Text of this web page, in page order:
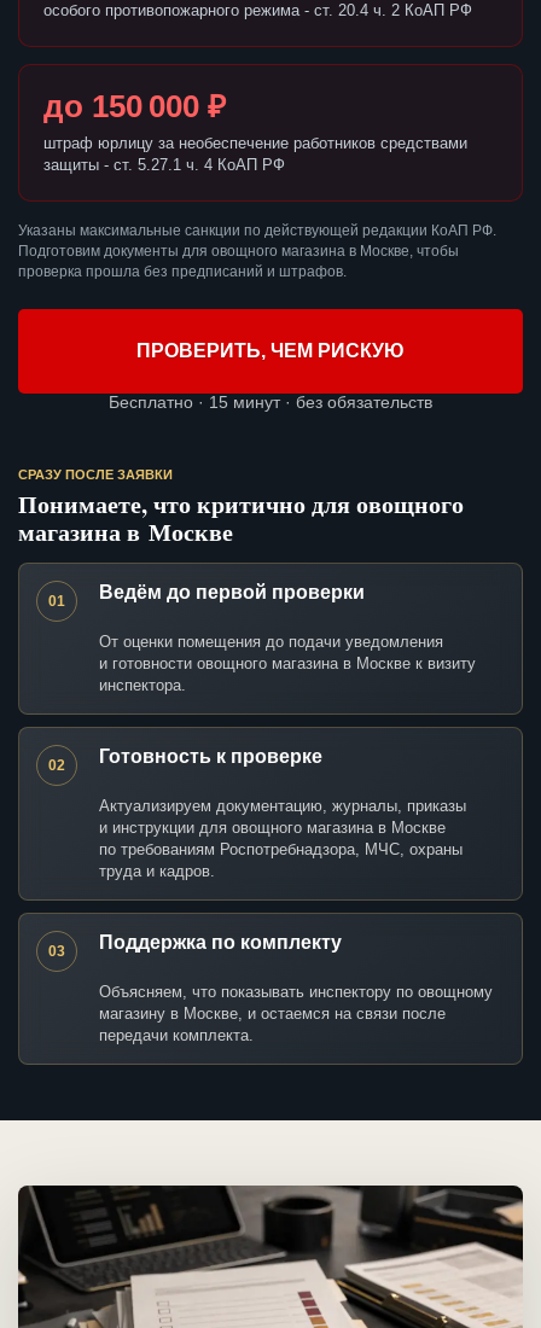
особого противопожарного режима - ст. 20.4 ч. 2 КоАП РФ
до 150 000 ₽
штраф юрлицу за необеспечение работников средствами
защиты - ст. 5.27.1 ч. 4 КоАП РФ
Указаны максимальные санкции по действующей редакции КоАП РФ.
Подготовим документы для овощного магазина в Москве, чтобы
проверка прошла без предписаний и штрафов.
ПРОВЕРИТЬ, ЧЕМ РИСКУЮ
Бесплатно · 15 минут · без обязательств
СРАЗУ ПОСЛЕ ЗАЯВКИ
Понимаете, что критично для овощного
магазина в Москве
01 Ведём до первой проверки
От оценки помещения до подачи уведомления
и готовности овощного магазина в Москве к визиту
инспектора.
02 Готовность к проверке
Актуализируем документацию, журналы, приказы
и инструкции для овощного магазина в Москве
по требованиям Роспотребнадзора, МЧС, охраны
труда и кадров.
03 Поддержка по комплекту
Объясняем, что показывать инспектору по овощному
магазину в Москве, и остаемся на связи после
передачи комплекта.